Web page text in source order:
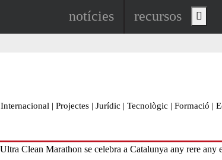
Navegació principal de
notícies recursos Show
Internacional | Projectes | Jurídic | Tecnològic | Formació |